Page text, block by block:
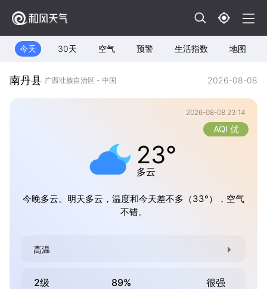
今天 30天 空气 预警 生活指数 地图
南丹县 广西壮族自治区 - 中国 2026-08-08
2026-08-08 23:14
23°
多云
AQI 优
今晚多云。明天多云，温度和今天差不多（33°），空气
不错。
高温
2级 89% 很强